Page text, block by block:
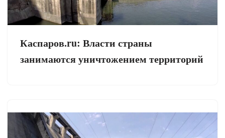
Каспаров.ru: Власти страны
занимаются уничтожением территорий